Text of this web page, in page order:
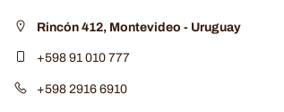
Rincón 412, Montevideo - Uruguay
+598 91 010 777
+598 2916 6910